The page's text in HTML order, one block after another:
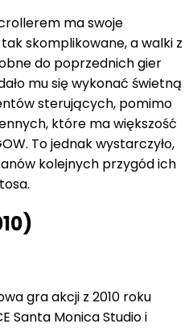
ma swoje
tak skomplikowane, a walki z
do poprzednich gier
mu się wykonać świetną
sterujących, pomimo
które ma większość
To jednak wystarczyło,
kolejnych przygód ich
gra akcji z 2010 roku
Santa Monica Studio i